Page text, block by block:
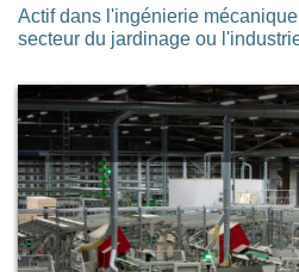
Actif dans l'ingénierie
secteur du jardinage ou